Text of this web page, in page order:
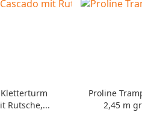
Rutsche,...
Proline
2,45 m